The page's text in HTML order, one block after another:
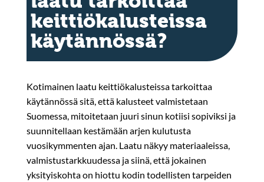
keittiökalusteissa
käytännössä?
Kotimainen laatu keittiökalusteissa tarkoittaa
käytännössä sitä, että kalusteet valmistetaan
Suomessa, mitoitetaan juuri sinun kotiisi sopiviksi ja
suunnitellaan kestämään arjen kulutusta
vuosikymmenten ajan. Laatu näkyy materiaaleissa,
valmistustarkkuudessa ja siinä, että jokainen
yksityiskohta on hiottu kodin todellisten tarpeiden